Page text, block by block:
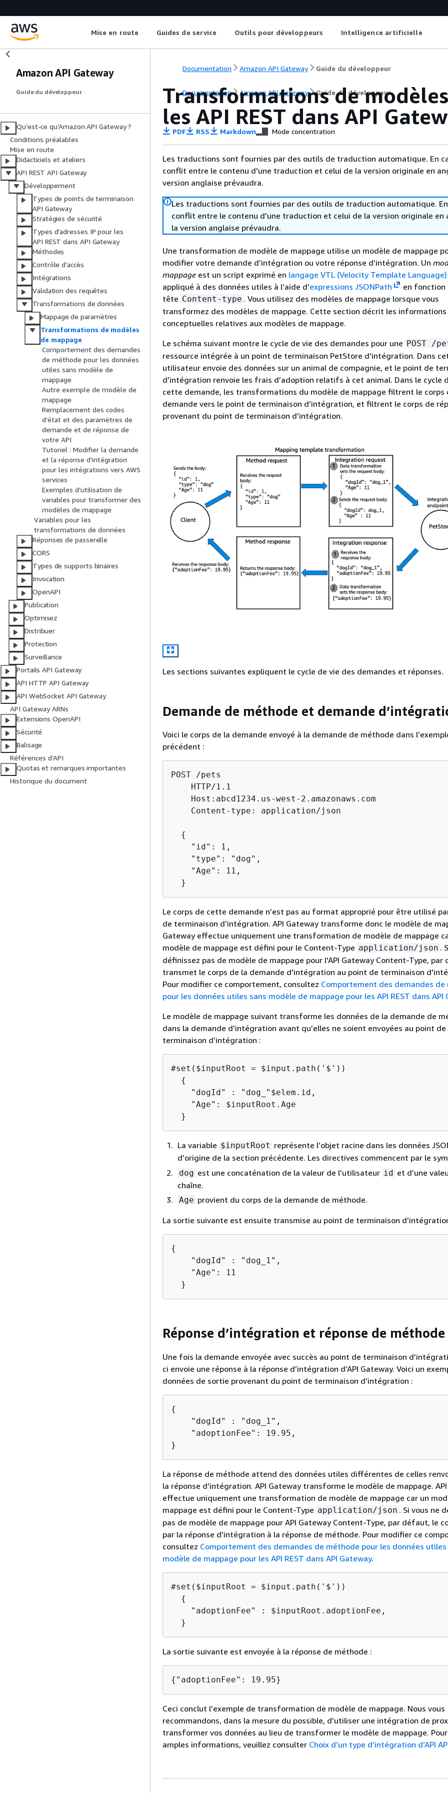
Mise en route Guides de service Outils pour développeurs Intelligence artificielle
Amazon API Gateway
Guide du développeur
Qu’est-ce qu’Amazon API Gateway ?
Conditions préalables
Mise en route
Didacticiels et ateliers
API REST API Gateway
Développement
Types de points de terminaison
API Gateway
Stratégies de sécurité
Types d’adresses IP pour les
API REST dans API Gateway
Méthodes
Contrôle d’accès
Intégrations
Validation des requêtes
Transformations de données
Mappage de paramètres
Transformations de modèles
de mappage
Comportement des demandes
de méthode pour les données
utiles sans modèle de
mappage
Autre exemple de modèle de
mappage
Remplacement des codes
d’état et des paramètres de
demande et de réponse de
votre API
Tutoriel : Modifier la demande
et la réponse d'intégration
pour les intégrations vers AWS
services
Exemples d’utilisation de
variables pour transformer des
modèles de mappage
Variables pour les
transformations de données
Réponses de passerelle
CORS
Types de supports binaires
Invocation
OpenAPI
Publication
Optimisez
Distribuer
Protection
Surveillance
Portails API Gateway
API HTTP API Gateway
API WebSocket API Gateway
API Gateway ARNs
Extensions OpenAPI
Sécurité
Balisage
Références d’API
Quotas et remarques importantes
Historique du document
Documentation Amazon API Gateway Guide du développeur
Documentation Amazon API Gateway Guide du développeur
Transformations de
les API REST dans API
PDF RSS Markdown Mode concentration
Les traductions sont fournies par des outils de traduction automatique. En
conflit entre le contenu d'une traduction et celui de la version originale en
version anglaise prévaudra.
Les traductions sont fournies par des outils de traduction automatique.
conflit entre le contenu d'une traduction et celui de la version originale en
la version anglaise prévaudra.
Une transformation de modèle de mappage utilise un modèle de mappage
modifier votre demande d’intégration ou votre réponse d’intégration. Un
mappage est un script exprimé en langage VTL (Velocity Template Language)
appliqué à des données utiles à l’aide d’expressions JSONPath
en fonction
tête Content-type . Vous utilisez des modèles de mappage lorsque vous
transformez des modèles de mappage. Cette section décrit les informations
conceptuelles relatives aux modèles de mappage.
Le schéma suivant montre le cycle de vie des demandes pour une POST /
ressource intégrée à un point de terminaison PetStore d'intégration. Dans
utilisateur envoie des données sur un animal de compagnie, et le point de
d’intégration renvoie les frais d’adoption relatifs à cet animal. Dans le cycle
cette demande, les transformations du modèle de mappage filtrent le corps
demande vers le point de terminaison d’intégration, et filtrent le corps de
provenant du point de terminaison d’intégration.
Les sections suivantes expliquent le cycle de vie des demandes et réponses.
Demande de méthode et demande
Voici le corps de la demande envoyé à la demande de méthode dans
précédent :
POST /pets
    HTTP/1.1
    Host:abcd1234.us-west-2.amazonaws.com
    Content-type: application/json
{
    "id": 1,
    "type": "dog",
    "Age": 11,
Le corps de cette demande n’est pas au format approprié pour être utilisé
de terminaison d’intégration. API Gateway transforme donc le modèle de
Gateway effectue uniquement une transformation de modèle de mappage
modèle de mappage est défini pour le Content-Type application/json .
définissez pas de modèle de mappage pour l'API Gateway Content-Type, par
transmet le corps de la demande d'intégration au point de terminaison
Pour modifier ce comportement, consultez Comportement des demandes
pour les données utiles sans modèle de mappage pour les API REST dans API
Le modèle de mappage suivant transforme les données de la demande de
dans la demande d’intégration avant qu’elles ne soient envoyées au point de
terminaison d’intégration :
#set($inputRoot = $input.path('$'))
{
    "dogId" : "dog_"$elem.id,
    "Age": $inputRoot.Age
  }
La variable $inputRoot représente l’objet racine dans les données
d’origine de la section précédente. Les directives commencent par le
dog est une concaténation de la valeur de l’utilisateur id et d’une
chaîne.
Age provient du corps de la demande de méthode.
La sortie suivante est ensuite transmise au point de terminaison
{
    "dogId" : "dog_1",
    "Age": 11
  }
Réponse d’intégration et réponse de méthode
Une fois la demande envoyée avec succès au point de terminaison
ci envoie une réponse à la réponse d’intégration d’API Gateway. Voici un
données de sortie provenant du point de terminaison d’intégration :
{
    "dogId" : "dog_1",
    "adoptionFee": 19.95,
}
La réponse de méthode attend des données utiles différentes de celles
la réponse d’intégration. API Gateway transforme le modèle de mappage.
effectue uniquement une transformation de modèle de mappage car un
mappage est défini pour le Content-Type application/json . Si vous ne
pas de modèle de mappage pour API Gateway Content-Type, par défaut, le
par la réponse d'intégration à la réponse de méthode. Pour modifier ce
consultez Comportement des demandes de méthode pour les données utiles
modèle de mappage pour les API REST dans API Gateway.
#set($inputRoot = $input.path('$'))
{
    "adoptionFee" : $inputRoot.adoptionFee,
La sortie suivante est envoyée à la réponse de méthode :
{ "adoptionFee": 19.95}
Ceci conclut l’exemple de transformation de modèle de mappage. Nous vous
recommandons, dans la mesure du possible, d’utiliser une intégration de
transformer vos données au lieu de transformer le modèle de mappage.
amples informations, veuillez consulter Choix d’un type d’intégration d’API